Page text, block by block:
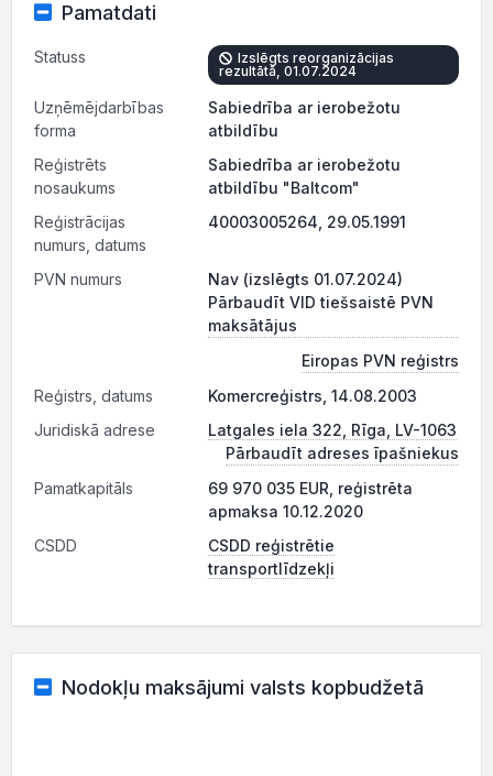
Pamatdati
Statuss
Izslēgts reorganizācijas
rezultātā, 01.07.2024
Uzņēmējdarbības
forma
Sabiedrība ar ierobežotu
atbildību
Reģistrēts
nosaukums
Sabiedrība ar ierobežotu
atbildību "Baltcom"
Reģistrācijas
numurs, datums
40003005264, 29.05.1991
PVN numurs
Nav (izslēgts 01.07.2024)
Pārbaudīt VID tiešsaistē PVN
maksātājus
Eiropas PVN reģistrs
Reģistrs, datums
Komercreģistrs, 14.08.2003
Juridiskā adrese
Latgales iela 322, Rīga, LV-1063
Pārbaudīt adreses īpašniekus
Pamatkapitāls
69 970 035 EUR, reģistrēta
apmaksa 10.12.2020
CSDD
CSDD reģistrētie
transportlīdzekļi
Nodokļu maksājumi valsts kopbudžetā